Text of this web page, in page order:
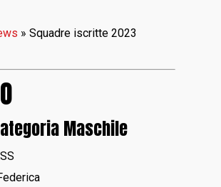
» Squadre iscritte 2023
Maschile